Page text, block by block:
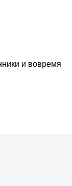
и вовремя